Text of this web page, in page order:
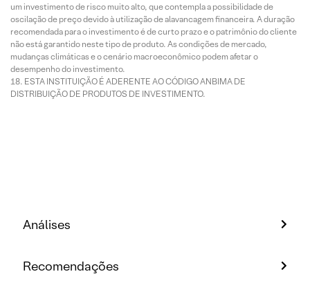
um investimento de risco muito alto, que contempla a possibilidade de
oscilação de preço devido à utilização de alavancagem financeira. A duração
recomendada para o investimento é de curto prazo e o patrimônio do cliente
não está garantido neste tipo de produto. As condições de mercado,
mudanças climáticas e o cenário macroeconômico podem afetar o
desempenho do investimento.
ESTA INSTITUIÇÃO É ADERENTE AO CÓDIGO ANBIMA DE
DISTRIBUIÇÃO DE PRODUTOS DE INVESTIMENTO.
Análises
Recomendações